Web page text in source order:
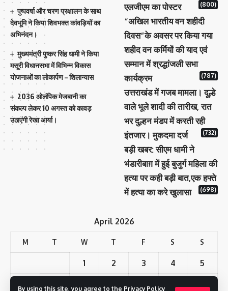
By using this site, you agree to the Privacy Policy
पुष्पवर्षा और चरण प्रक्षालन के साथ
देवभूमि ने किया शिवभक्त कांवड़ियों का
अभिनंदन।
मुख्यमंत्री पुष्कर सिंह धामी ने किया
मसूरी विधानसभा में विभिन्न विकास
योजनाओं का लोकार्पण – शिलान्यास
2036 ओलंपिक मेजबानी का
संकल्प लेकर 10 अगस्त को कावड़
उठाएंगी रेखा आर्या।
एलजीएम का पोस्टर
(800)
“अखिल भारतीय वन शहीदी
दिवस”के अवसर पर किया गया
शहीद वन कर्मियों की याद एवं
सम्मान में श्रद्धांजली सभा
कार्यक्रम
(787)
उत्तराखंड में गजब मामला। दूल्हे
वाले भूले शादी की तारीख, रात
भर दुल्हन मंडप में करती रही
इंतजार। मुकदमा दर्ज
(732)
बड़ी खबर: सीएम धामी ने
भंडारीबाग़ में हुई बुजुर्ग महिला की
हत्या पर कही बड़ी बात,एक हफ्ते
में हत्या का करे खुलासा
(698)
April 2026
M T W T F S S
1 2 3 4 5
9 10